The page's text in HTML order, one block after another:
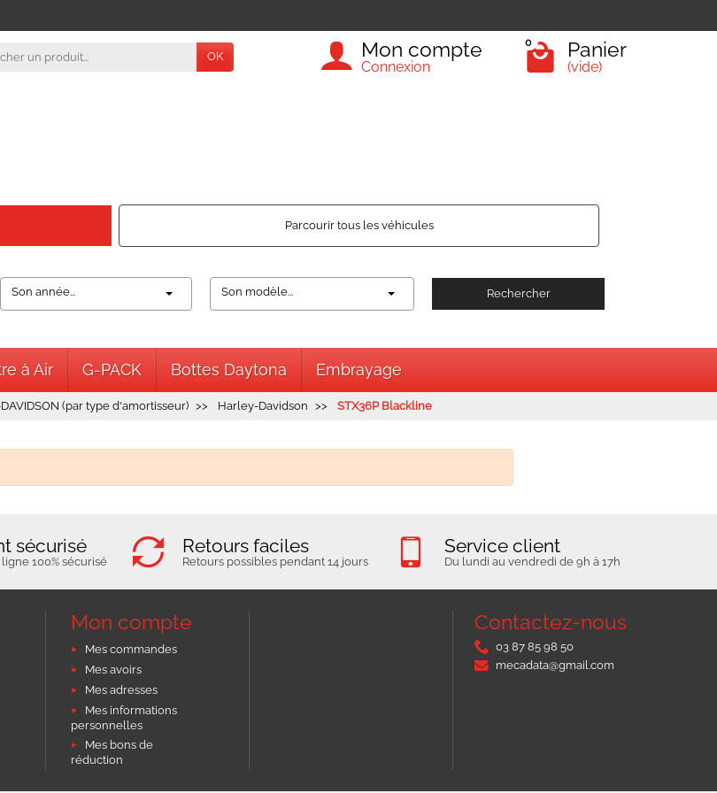
OK Mon compte
Connexion
0 Panier
(vide)
Parcourir tous les véhicules
Son année... Son modèle... Rechercher
à Air G-PACK Bottes Daytona Embrayage
DAVIDSON (par type d'amortisseur) Harley-Davidson STX36P Blackline
sécurisé
100% sécurisé
Retours faciles
Retours possibles pendant 14 jours
Service client
Du lundi au vendredi de 9h à 17h
Mon compte
Mes commandes
Mes avoirs
Mes adresses
Mes informations
personnelles
Mes bons de
réduction
Contactez-nous
03 87 85 98 50
mecadata@gmail.com